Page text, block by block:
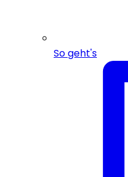
So geht's